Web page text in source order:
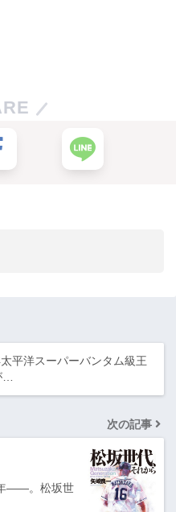
平洋スーパーバンタム級王
…
次の記事
――。松坂世